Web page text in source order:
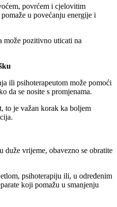
povrćem i cjelovitim
u povećanju energije i
može pozitivno uticati na
ili psihoterapeutom može pomoći
da se nosite s promjenama.
to je važan korak ka boljem
vrijeme, obavezno se obratite
psihoterapiju ili, u određenim
koji pomažu u smanjenju